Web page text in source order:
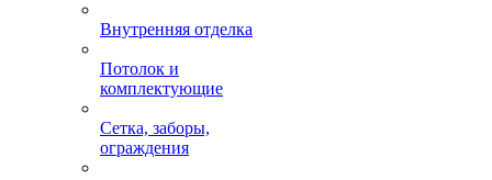
Внутренняя отделка
Потолок и
комплектующие
Сетка, заборы,
ограждения